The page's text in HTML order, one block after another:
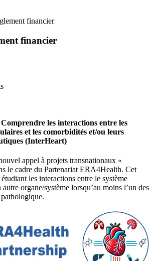
financier
financier
les interactions entre les
et les comorbidités et/ou leurs
(InterHeart)
appel à projets transnationaux «
le cadre du Partenariat ERA4Health. Cet
les interactions entre le système
organe/système lorsqu’au moins l’un des